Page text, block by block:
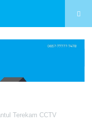
Terekam CCTV